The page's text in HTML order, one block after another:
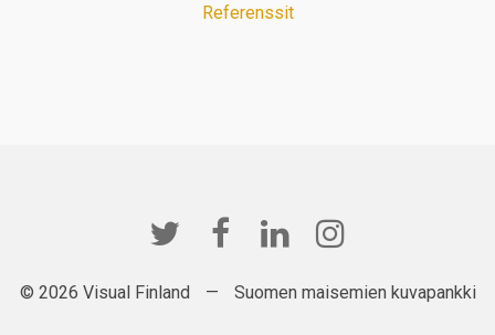
Referenssit
© 2026 Visual Finland — Suomen maisemien kuvapankki